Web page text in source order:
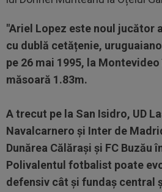
"Ariel Lopez este noul jucător
cu dublă cetățenie,
pe 26 mai 1995, la
măsoară 1.83m.
A trecut pe la San Isidro, UD
Navalcarnero și Inter de
Dunărea Călărași și FC Buzău
Polivalentul fotbalist poate
defensiv cât și fundaș central